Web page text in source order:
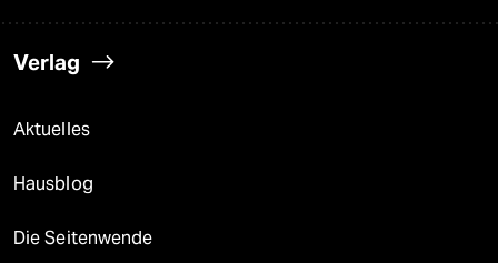
Verlag
Aktuelles
Hausblog
Die Seitenwende